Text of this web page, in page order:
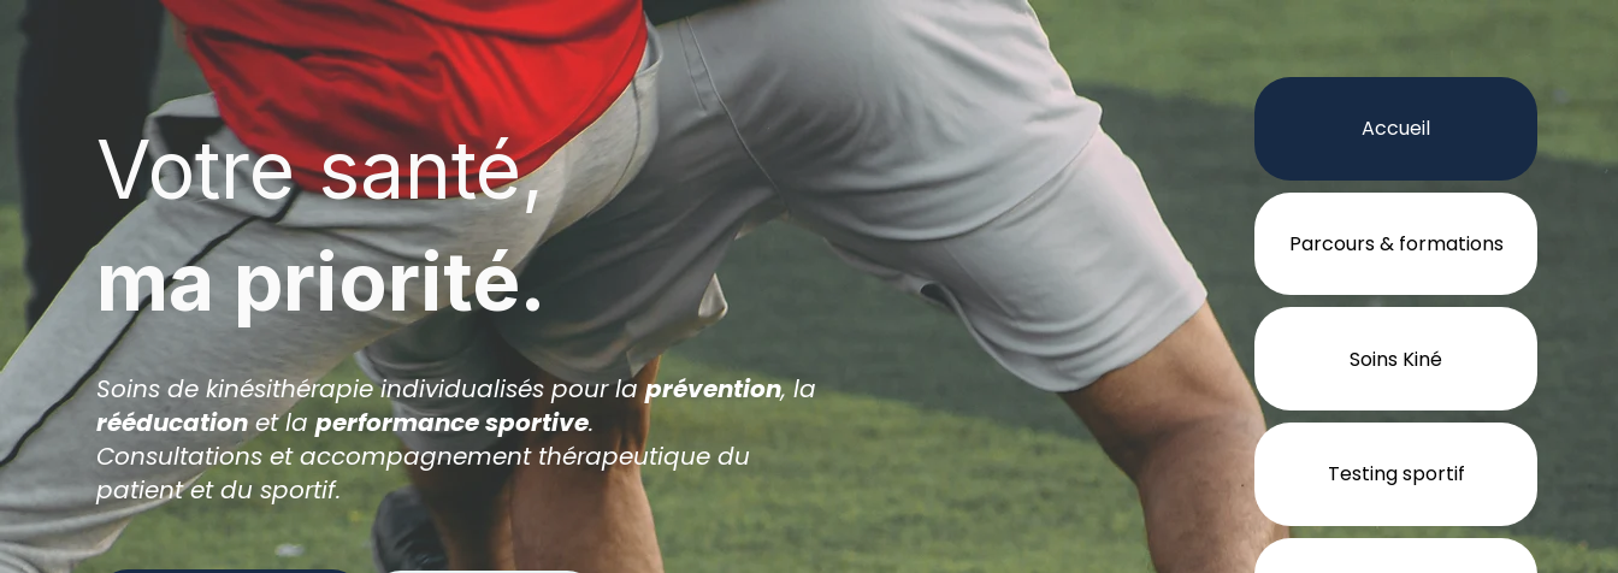
Votre santé,
ma priorité.
Soins de kinésithérapie individualisés pour laprévention, la
rééducation et la performance sportive.
Consultations et accompagnement thérapeutique du
patient et du sportif.
Accueil
Parcours & formations
Soins Kiné
Testing sportif